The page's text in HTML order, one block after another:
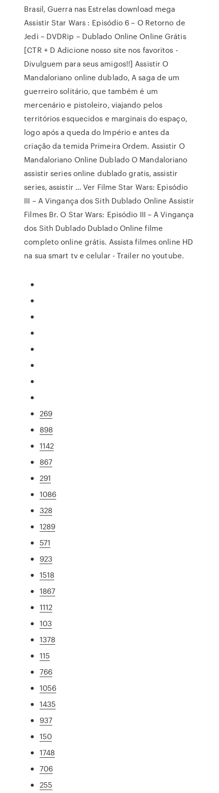
Brasil, Guerra nas Estrelas download mega
Assistir Star Wars : Episódio 6 – O Retorno de
Jedi – DVDRip – Dublado Online Online Grátis
[CTR + D Adicione nosso site nos favoritos -
Divulguem para seus amigos!!] Assistir O
Mandaloriano online dublado, A saga de um
guerreiro solitário, que também é um
mercenário e pistoleiro, viajando pelos
territórios esquecidos e marginais do espaço,
logo após a queda do Império e antes da
criação da temida Primeira Ordem. Assistir O
Mandaloriano Online Dublado O Mandaloriano
assistir series online dublado gratis, assistir
series, assistir … Ver Filme Star Wars: Episódio
III – A Vingança dos Sith Dublado Online Assistir
Filmes Br. O Star Wars: Episódio III – A Vingança
dos Sith Dublado Dublado Online filme
completo online grátis. Assista filmes online HD
na sua smart tv e celular - Trailer no youtube.
269
898
1142
867
291
1086
328
1289
571
923
1518
1867
1112
103
1378
115
766
1056
1435
937
150
1748
706
255